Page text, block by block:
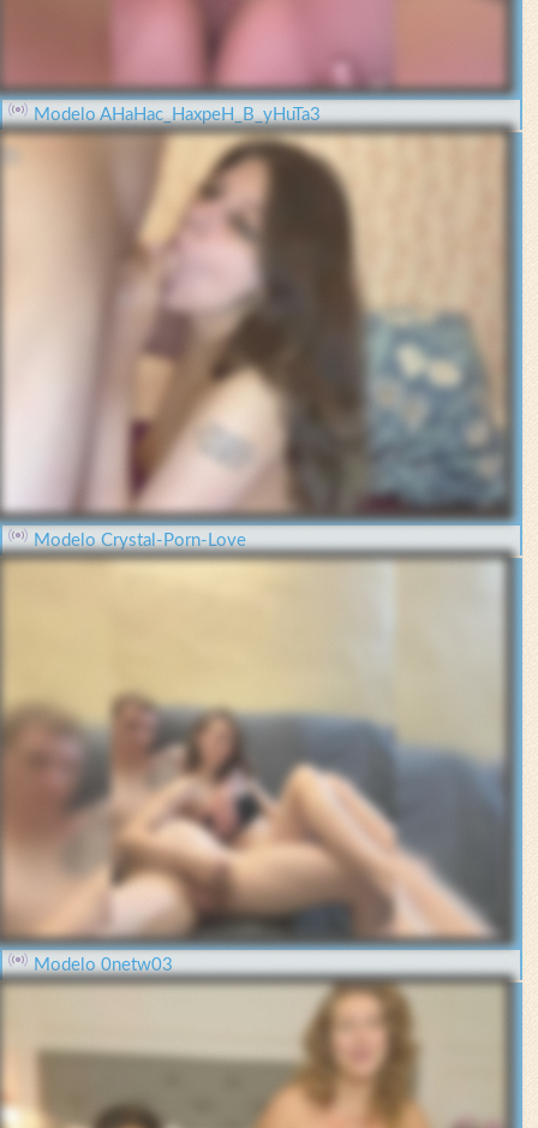
Modelo AHaHac_HaxpeH_B_yHuTa3
Modelo Crystal-Porn-Love
Modelo 0netw03